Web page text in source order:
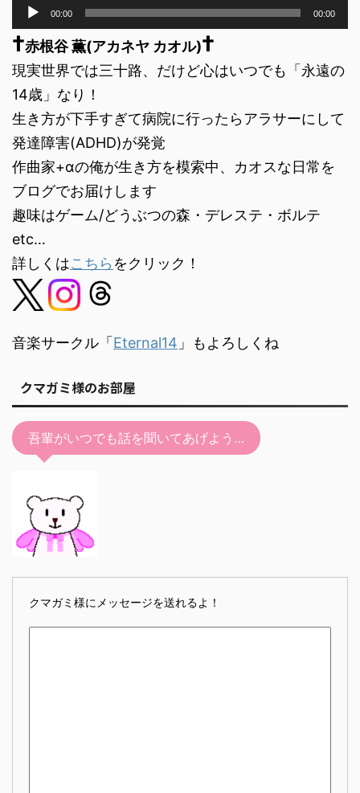
プ
ー
ヤ
ー
00:00 00:00
†赤根谷 薫(アカネヤ カオル)†
現実世界では三十路、だけど心はいつでも「永遠の
14歳」なり！
生き方が下手すぎて病院に行ったらアラサーにして
発達障害(ADHD)が発覚
作曲家+αの俺が生き方を模索中、カオスな日常を
ブログでお届けします
趣味はゲーム/どうぶつの森・デレステ・ボルテ
etc…
詳しくはこちら をクリック！
音楽サークル「Eternal14 」もよろしくね
クマガミ様のお部屋
吾輩がいつでも話を聞いてあげよう…
クマガミ様にメッセージを送れるよ！